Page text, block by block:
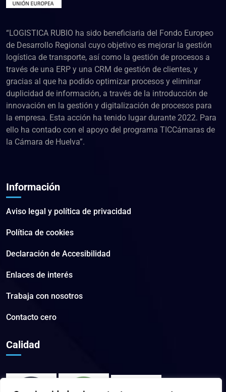
“LOGISTICA RUBIO ha sido beneficiaria del Fondo Europeo
de Desarrollo Regional cuyo objetivo es mejorar la gestión
logística de transporte, así como la gestión de procesos a
través de una ERP y una CRM de gestión de clientes, y
gracias al que ha podido optimizar procesos y eliminar
duplicidad de información, a través de la introducción de
innovación en la gestión y digitalización de procesos para
la empresa. Esta acción ha tenido lugar durante 2022. Para
ello ha contado con el apoyo del programa TICCámaras de
la Cámara de Huelva”.
Información
Aviso legal y política de privacidad
Política de cookies
Declaración de Accesibilidad
Enlaces de interés
Trabaja con nosotros
Contacto cero
Calidad